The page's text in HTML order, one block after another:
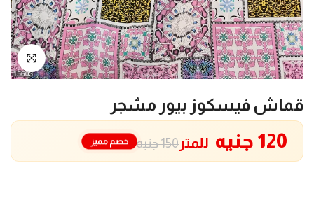
انقر للتكبير
قماش فيسكوز بيور مشجر
150 جنيه 120 جنيه للمتر خصم مميز